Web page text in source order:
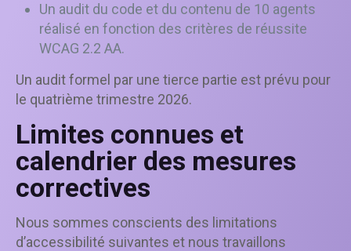
Un audit du code et du contenu de 10 agents
réalisé en fonction des critères de réussite
WCAG 2.2 AA.
Un audit formel par une tierce partie est prévu pour
le quatrième trimestre 2026.
Limites connues et
calendrier des mesures
correctives
Nous sommes conscients des limitations
d’accessibilité suivantes et nous travaillons